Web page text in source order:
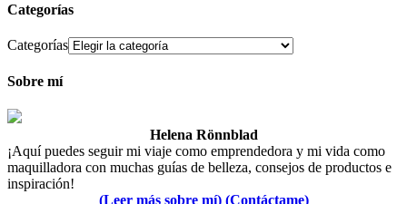
Categorías
Categorías
Sobre mí
Helena Rönnblad
¡Aquí puedes seguir mi viaje como emprendedora y mi vida como
maquilladora con muchas guías de belleza, consejos de productos e
inspiración!
(Leer más sobre mí) (Contáctame)